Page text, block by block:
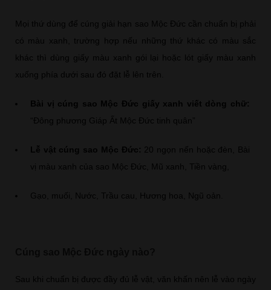
Mọi thứ dùng để cúng giải hạn sao Mộc Đức cần chuẩn bị phải
có màu xanh, trường hợp nếu những thứ khác có màu sắc
khác thì dùng giấy màu xanh gói lại hoặc lót giấy màu xanh
xuống phía dưới sau đó đặt lễ lên trên.
Bài vị cúng sao Mộc Đức giấy xanh viết dòng chữ:
“Đông phương Giáp Ất Mộc Đức tinh quân”
Lễ vật cúng sao Mộc Đức: 20 ngọn nến hoặc đèn, Bài
vị màu xanh của sao Mộc Đức, Mũ xanh, Tiền vàng,
Gạo, muối, Nước, Trầu cau, Hương hoa, Ngũ oản.
Sau khi chuẩn bị được đầy đủ lễ vật, văn khấn nên lễ vào ngày